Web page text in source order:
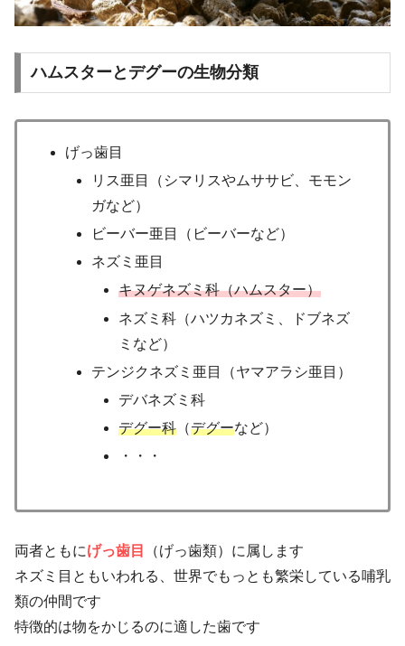
ハムスターとデグーの生物分類
げっ歯目
リス亜目（シマリスやムササビ、モモン
ガなど）
ビーバー亜目（ビーバーなど）
ネズミ亜目
キヌゲネズミ科（ハムスター）
ネズミ科（ハツカネズミ、ドブネズ
ミなど）
テンジクネズミ亜目（ヤマアラシ亜目）
デバネズミ科
デグー科（デグーなど）
・・・
両者ともにげっ歯目
（げっ歯類）に属します
ネズミ目ともいわれる、世界でもっとも繁栄している哺乳
類の仲間です
特徴的は物をかじるのに適した歯です